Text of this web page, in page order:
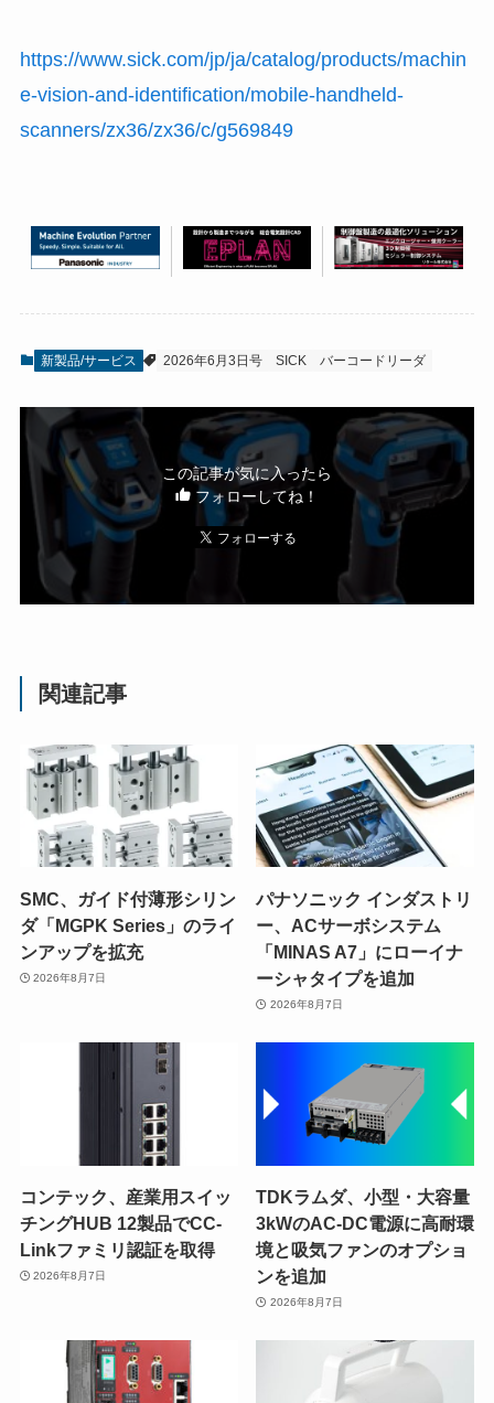
https://www.sick.com/jp/ja/catalog/products/machin
e-vision-and-identification/mobile-handheld-
scanners/zx36/zx36/c/g569849
新製品/サービス 2026年6月3日号 SICK バーコードリーダ
この記事が気に入ったら
フォローしてね！
関連記事
SMC、ガイド付薄形シリン
ダ「MGPK Series」のライ
ンアップを拡充
2026年8月7日
パナソニック インダストリ
ー、ACサーボシステム
「MINAS A7」にローイナ
ーシャタイプを追加
2026年8月7日
コンテック、産業用スイッ
チングHUB 12製品でCC-
Linkファミリ認証を取得
2026年8月7日
TDKラムダ、小型・大容量
3kWのAC-DC電源に高耐環
境と吸気ファンのオプショ
ンを追加
2026年8月7日